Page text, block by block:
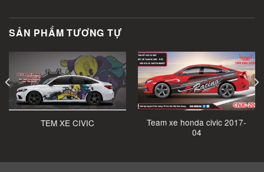
SẢN PHẨM TƯƠNG TỰ
TEM XE CIVIC
Team xe honda civic 2017-
04